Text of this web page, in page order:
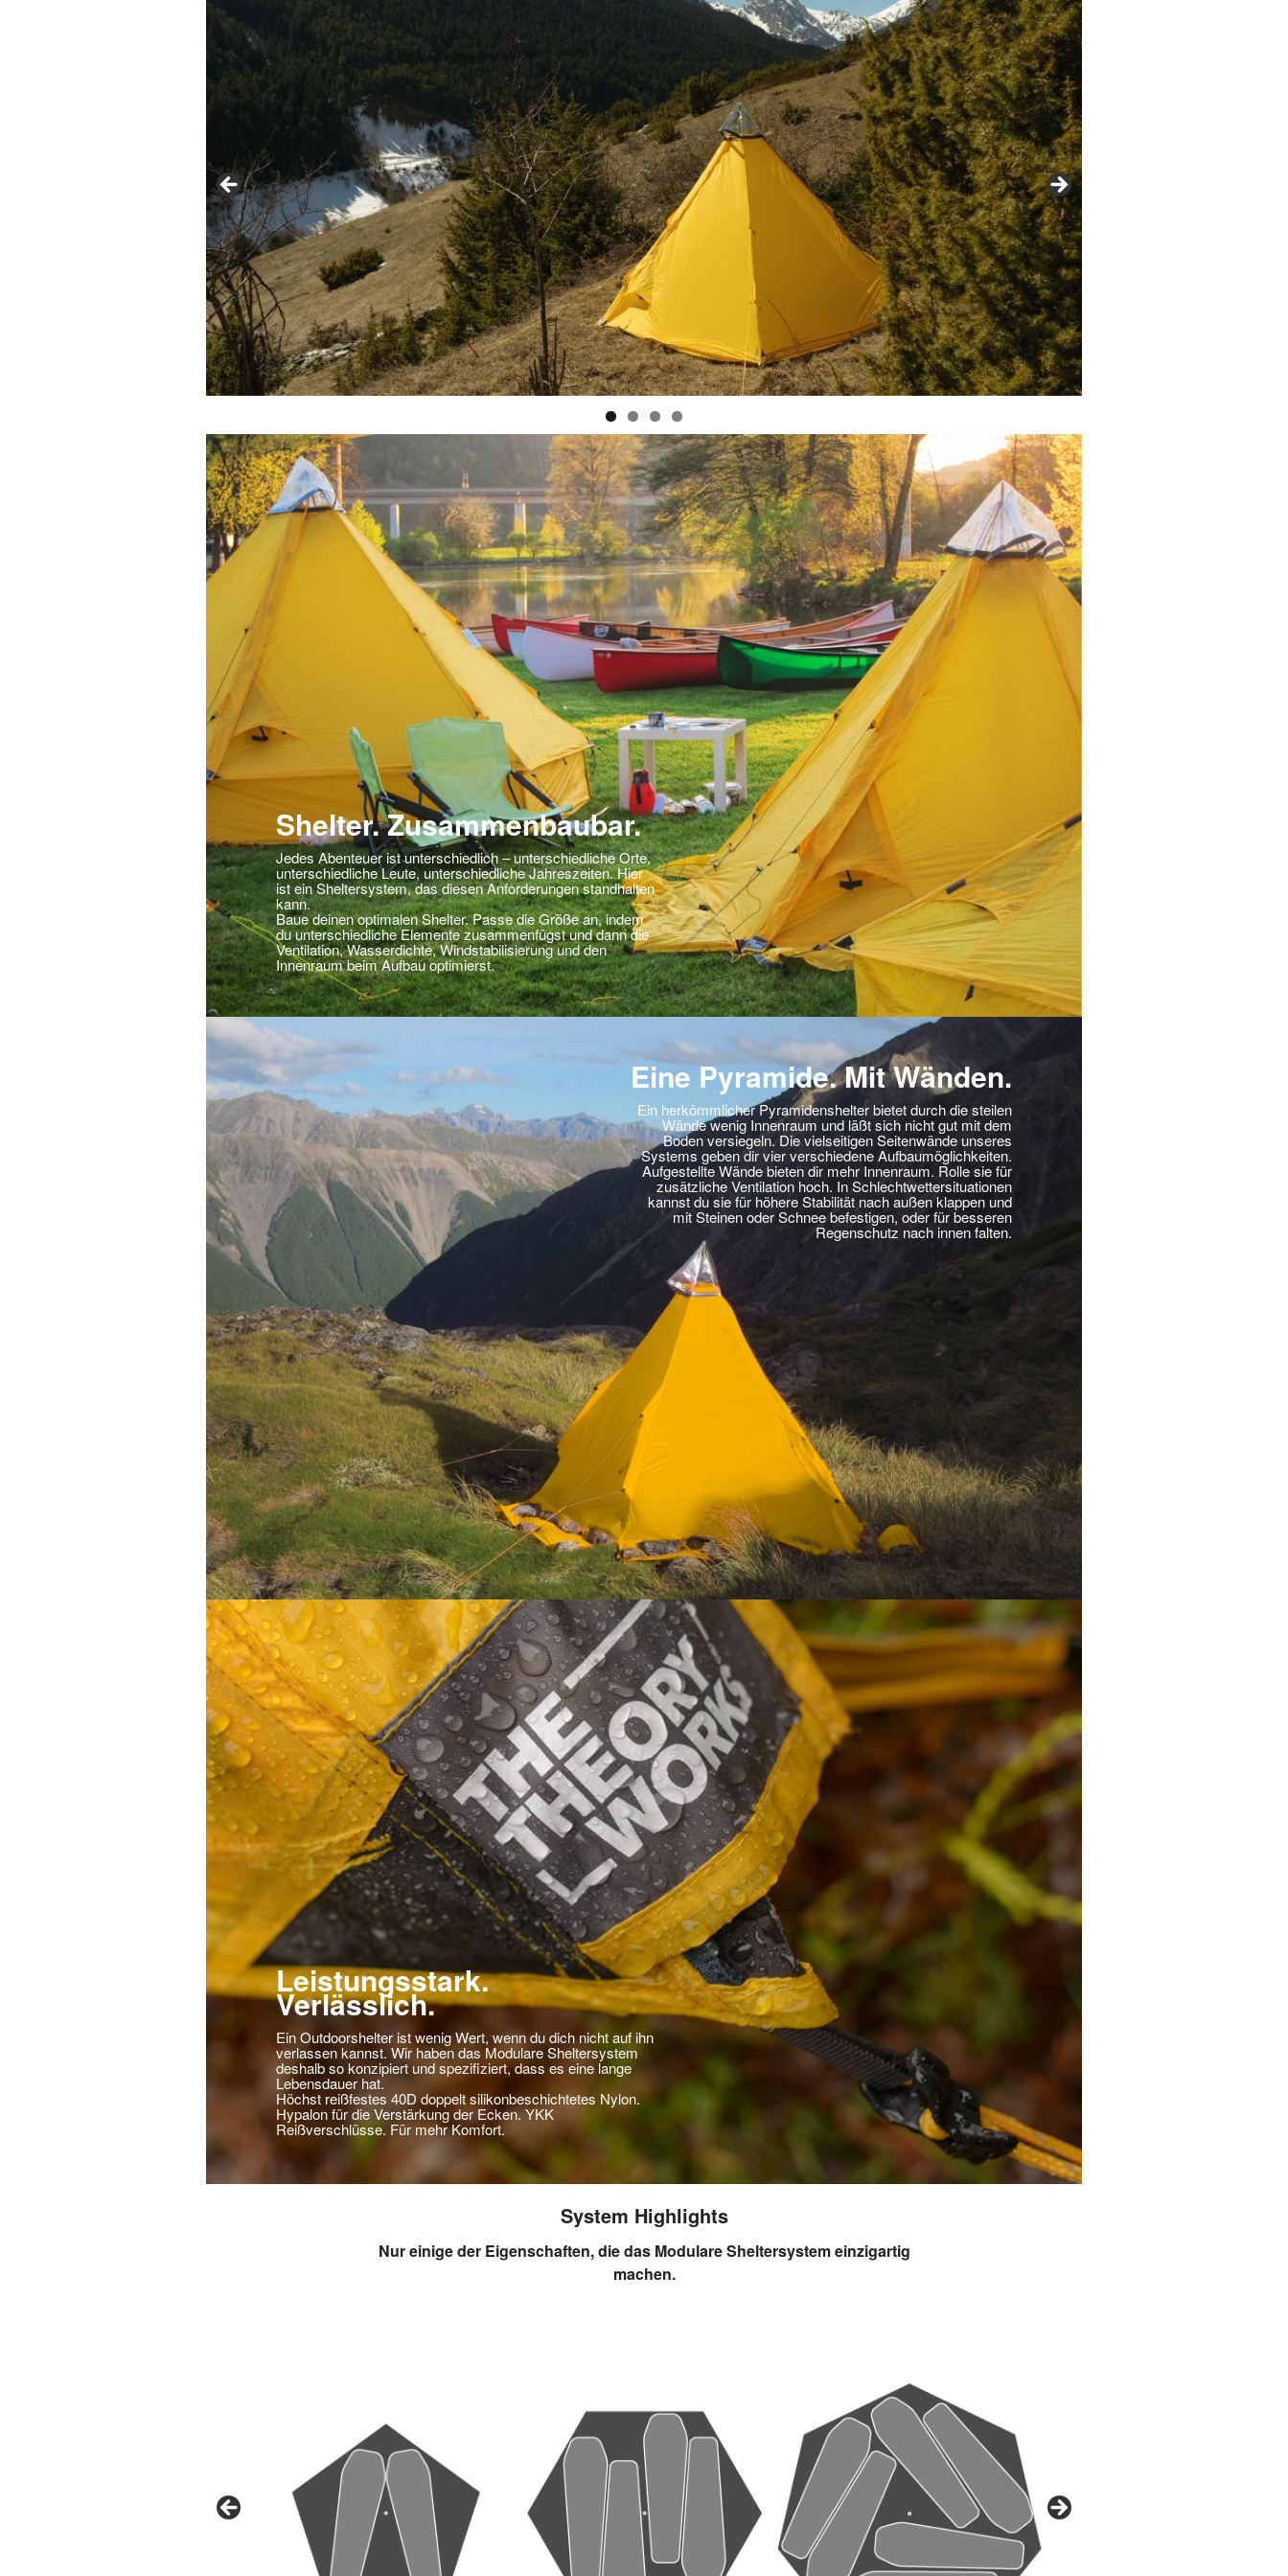
Shelter. Zusammenbaubar.
Jedes Abenteuer ist unterschiedlich – unterschiedliche Orte,
unterschiedliche Leute, unterschiedliche Jahreszeiten. Hier
ist ein Sheltersystem, das diesen Anforderungen standhalten
kann.
Baue deinen optimalen Shelter. Passe die Größe an, indem
du unterschiedliche Elemente zusammenfügst und dann die
Ventilation, Wasserdichte, Windstabilisierung und den
Innenraum beim Aufbau optimierst.
Eine Pyramide. Mit Wänden.
Ein herkömmlicher Pyramidenshelter bietet durch die steilen
Wände wenig Innenraum und läßt sich nicht gut mit dem
Boden versiegeln. Die vielseitigen Seitenwände unseres
Systems geben dir vier verschiedene Aufbaumöglichkeiten.
Aufgestellte Wände bieten dir mehr Innenraum. Rolle sie für
zusätzliche Ventilation hoch. In Schlechtwettersituationen
kannst du sie für höhere Stabilität nach außen klappen und
mit Steinen oder Schnee befestigen, oder für besseren
Regenschutz nach innen falten.
Leistungsstark.
Verlässlich.
Ein Outdoorshelter ist wenig Wert, wenn du dich nicht auf ihn
verlassen kannst. Wir haben das Modulare Sheltersystem
deshalb so konzipiert und spezifiziert, dass es eine lange
Lebensdauer hat.
Höchst reißfestes 40D doppelt silikonbeschichtetes Nylon.
Hypalon für die Verstärkung der Ecken. YKK
Reißverschlüsse. Für mehr Komfort.
System Highlights
Nur einige der Eigenschaften, die das Modulare Sheltersystem einzigartig
machen.